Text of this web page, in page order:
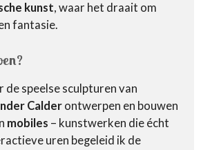
kunst, waar het draait om
fantasie.
speelse sculpturen van
Calder ontwerpen en bouwen
mobiles – kunstwerken die écht
uren begeleid ik de